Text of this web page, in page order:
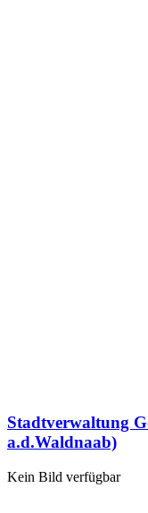
Stadtverwaltung
a.d.Waldnaab)
Kein Bild verfügbar